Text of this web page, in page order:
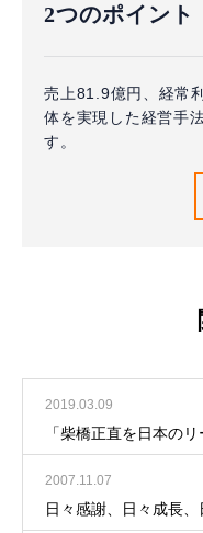
2つのポイント
売上81.9億円、経常
体を実現した経営手
す。
2019.03.09
「柴橋正直を日本の
2007.11.07
日々感謝、日々成長